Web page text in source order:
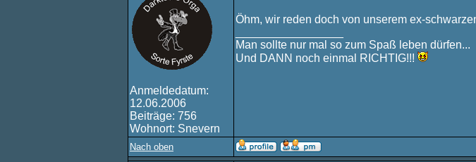
Anmeldedatum:
12.06.2006
Beiträge: 756
Wohnort: Snevern
Öhm, wir reden doch von unserem ex-
Man sollte nur mal so zum Spaß leben dürfen...
Und DANN noch einmal RICHTIG!!!
Nach oben